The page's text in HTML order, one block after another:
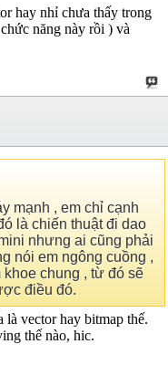
hay nhỉ chưa thấy trong
năng này rồi ) và
mạnh , em chỉ cạnh
là chiến thuật đi dao
nhưng ai cũng phải
nói em ngông cuồng ,
chung , từ đó sẽ
điều đó.
vector hay bitmap thế.
thế nào, hic.